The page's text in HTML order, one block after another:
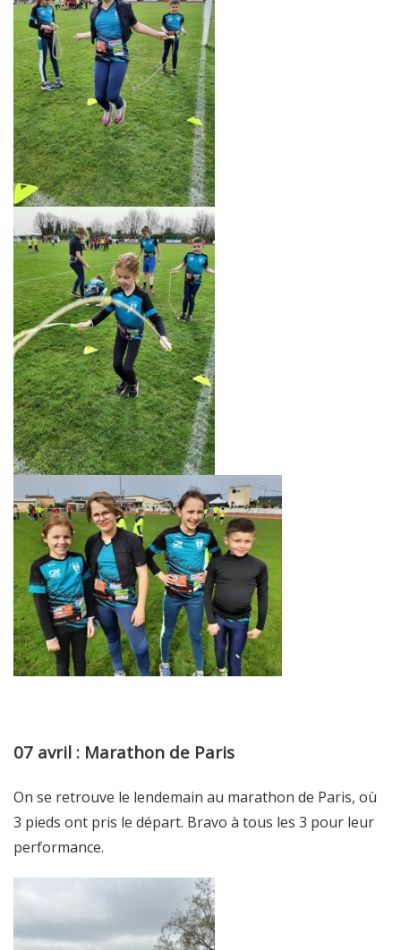
07 avril : Marathon de Paris
On se retrouve le lendemain au marathon de Paris, où
3 pieds ont pris le départ. Bravo à tous les 3 pour leur
performance.